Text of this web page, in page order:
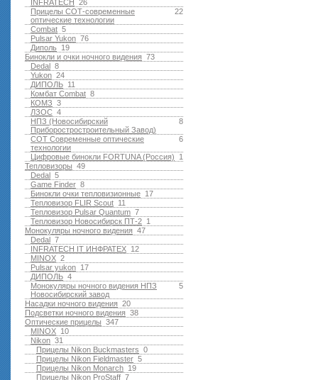
26
INFRATECH
22
Прицелы СОТ-современные
оптические технологии
5
Combat
76
Pulsar Yukon
19
Диполь
73
Бинокли и очки ночного видения
8
Dedal
24
Yukon
11
ДИПОЛЬ
8
Комбат Combat
3
КОМЗ
4
ЛЗОС
8
НПЗ (Новосибирский
Приборостростроительный Завод)
6
СОТ Современные оптические
технологии
1
Цифровые бинокли FORTUNA (Россия)
49
Тепловизоры
5
Dedal
8
Game Finder
17
Бинокли очки тепловизионные
11
Тепловизор FLIR Scout
7
Тепловизор Pulsar Quantum
1
Тепловизор Новосибирск ПТ-2
47
Монокуляры ночного видения
7
Dedal
12
INFRATECH IT ИНФРАТЕХ
2
MINOX
17
Pulsar yukon
4
ДИПОЛЬ
5
Монокуляры ночного видения НПЗ
Новосибирский завод
20
Насадки ночного видения
38
Подсветки ночного видения
347
Оптические прицелы
10
MINOX
31
Nikon
0
Прицелы Nikon Buckmasters
5
Прицелы Nikon Fieldmaster
19
Прицелы Nikon Monarch
7
Прицелы Nikon ProStaff